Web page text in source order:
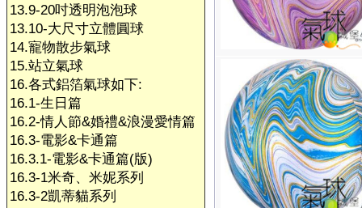
13.9-20吋透明泡泡球
13.10-大尺寸立體圓球
14.寵物散步氣球
15.站立氣球
16.各式鋁箔氣球如下:
16.1-生日篇
16.2-情人節&婚禮&浪漫愛情篇
16.3-電影&卡通篇
16.3.1-電影&卡通篇(版)
16.3-1米奇、米妮系列
16.3-2凱蒂貓系列